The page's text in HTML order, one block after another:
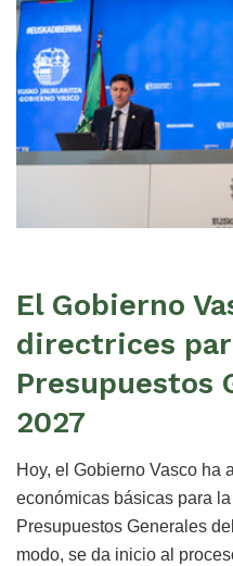
El Gobierno
directrices
Presupuestos
2027
Hoy, el Gobierno Vasco ha
económicas básicas para
Presupuestos Generales
modo, se da inicio al